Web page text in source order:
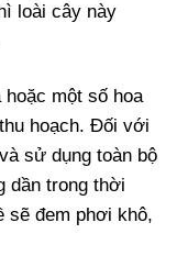
loài cây này
một số hoa
hoạch. Đối với
sử dụng toàn bộ
dần trong thời
sẽ đem phơi khô,